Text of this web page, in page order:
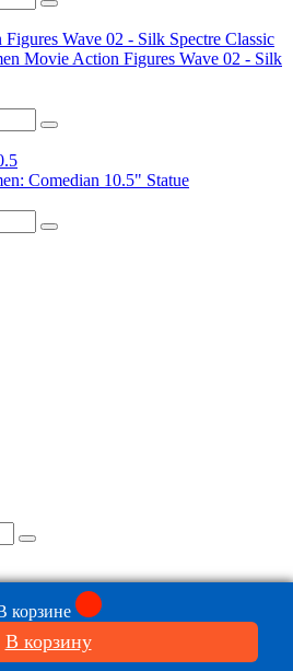
Movie Action Figures Wave 02 - Silk
Comedian 10.5" Statue
корзине
В корзину